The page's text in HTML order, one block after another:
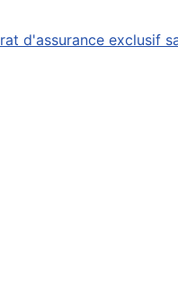
d'assurance exclusif